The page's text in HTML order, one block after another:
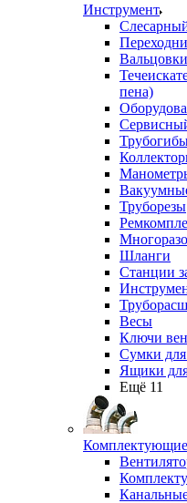
Инструмент
Вальцовки
пена)
Труборезы
Шланги
Станции
Весы
Ключи
Сумки для
Ящики
Ещё 11